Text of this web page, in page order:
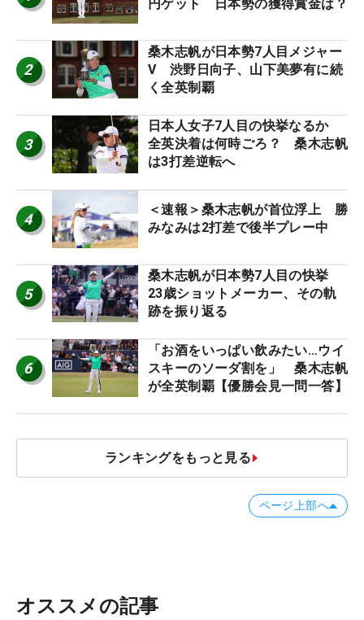
円ゲット 日本勢の獲得賞金は？
2
桑木志帆が日本勢7人目メジャー
V 渋野日向子、山下美夢有に続
く全英制覇
3
日本人女子7人目の快挙なるか
全英決着は何時ごろ？ 桑木志帆
は3打差逆転へ
4
＜速報＞桑木志帆が首位浮上 勝
みなみは2打差で後半プレー中
5
桑木志帆が日本勢7人目の快挙
23歳ショットメーカー、その軌
跡を振り返る
6
「お酒をいっぱい飲みたい…ウイ
スキーのソーダ割を」 桑木志帆
が全英制覇【優勝会見一問一答】
ランキングをもっと見る
ページ上部へ
オススメの記事